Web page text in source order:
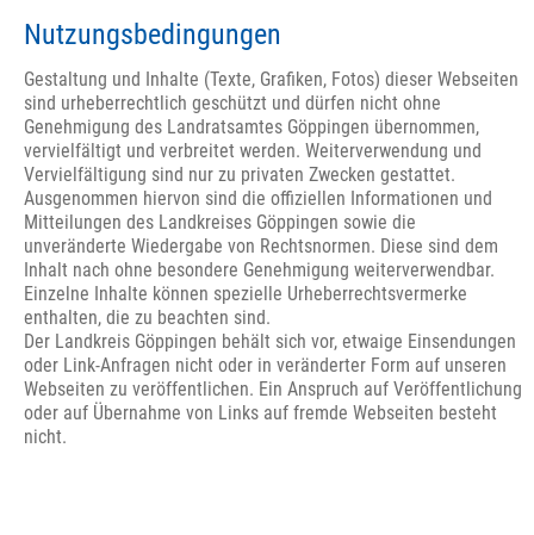
Nutzungsbedingungen
Gestaltung und Inhalte (Texte, Grafiken, Fotos) dieser Webseiten
sind urheberrechtlich geschützt und dürfen nicht ohne
Genehmigung des Landratsamtes Göppingen übernommen,
vervielfältigt und verbreitet werden. Weiterverwendung und
Vervielfältigung sind nur zu privaten Zwecken gestattet.
Ausgenommen hiervon sind die offiziellen Informationen und
Mitteilungen des Landkreises Göppingen sowie die
unveränderte Wiedergabe von Rechtsnormen. Diese sind dem
Inhalt nach ohne besondere Genehmigung weiterverwendbar.
Einzelne Inhalte können spezielle Urheberrechtsvermerke
enthalten, die zu beachten sind.
Der Landkreis Göppingen behält sich vor, etwaige Einsendungen
oder Link-Anfragen nicht oder in veränderter Form auf unseren
Webseiten zu veröffentlichen. Ein Anspruch auf Veröffentlichung
oder auf Übernahme von Links auf fremde Webseiten besteht
nicht.